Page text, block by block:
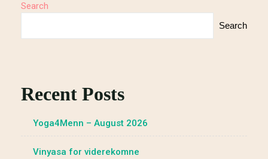
Search
Search
Recent Posts
Yoga4Menn – August 2026
Vinyasa for viderekomne